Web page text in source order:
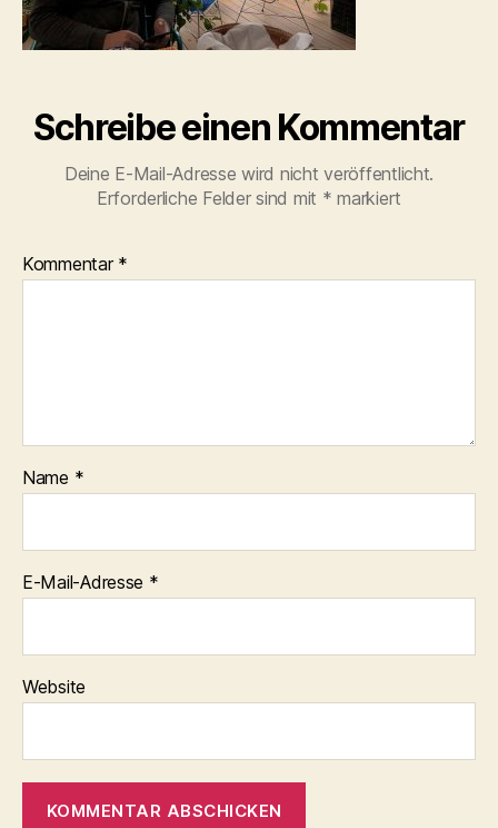
Schreibe einen Kommentar
Deine E-Mail-Adresse wird nicht veröffentlicht.
Erforderliche Felder sind mit * markiert
Kommentar *
Name *
E-Mail-Adresse *
Website